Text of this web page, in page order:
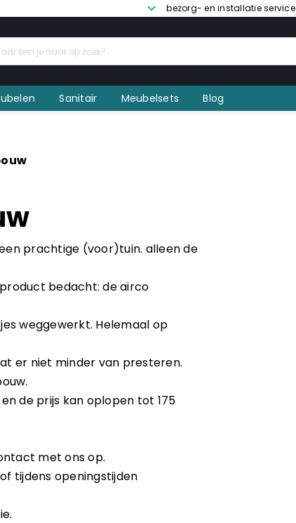
bezorg- en installatie service
Sanitair Meubelsets Blog
prachtige (voor)tuin. alleen de
bedacht: de airco
weggewerkt. Helemaal op
er niet minder van presteren.
de prijs kan oplopen tot 175
met ons op.
tijdens openingstijden